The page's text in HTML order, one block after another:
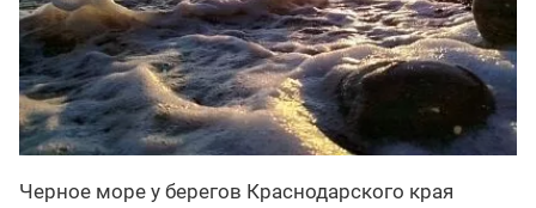
Черное море у берегов Краснодарского края